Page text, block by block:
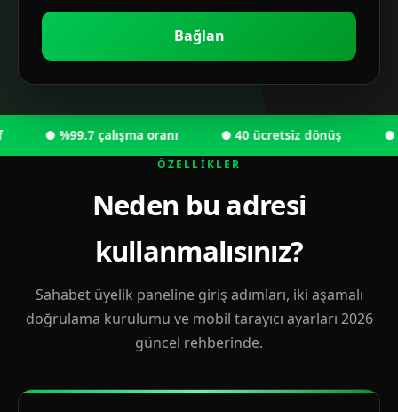
Bağlan
● %99.7 çalışma oranı ● 40 ücretsiz dönüş ●
ÖZELLIKLER
Neden bu adresi
kullanmalısınız?
Sahabet üyelik paneline giriş adımları, iki aşamalı
doğrulama kurulumu ve mobil tarayıcı ayarları 2026
güncel rehberinde.